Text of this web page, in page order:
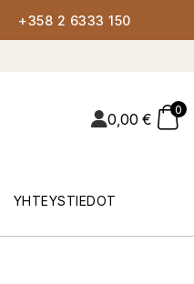
+358 2 6333 150
0,00 €
0
YHTEYSTIEDOT